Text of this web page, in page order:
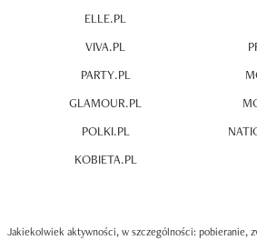
ELLE.PL
VIVA.PL
PARTY.PL
GLAMOUR.PL
POLKI.PL
KOBIETA.PL
Jakiekolwiek aktywności, w szczególności: pobieranie,